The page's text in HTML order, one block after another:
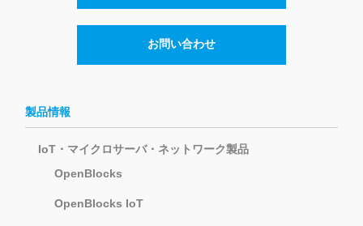
お問い合わせ
製品情報
IoT・マイクロサーバ・ネットワーク製品
OpenBlocks
OpenBlocks IoT